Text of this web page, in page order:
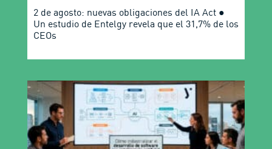
2 de agosto: nuevas obligaciones del IA Act ●
Un estudio de Entelgy revela que el 31,7% de los
CEOs